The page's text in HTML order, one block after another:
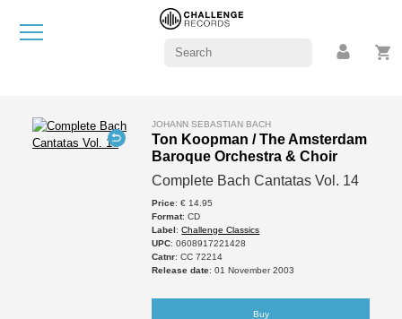
JOHANN SEBASTIAN BACH
Ton Koopman / The Amsterdam
Baroque Orchestra & Choir
Complete Bach Cantatas Vol. 14
Price: € 14.95
Format: CD
Label:Challenge Classics
UPC: 0608917221428
Catnr: CC 72214
Release date: 01 November 2003
Buy